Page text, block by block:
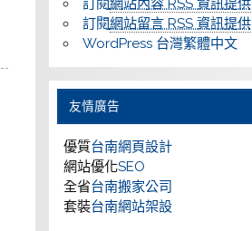
訂閱網站內容 RSS 資訊提供
訂閱網站留言 RSS 資訊提供
WordPress 台灣繁體中文
友情廣告
優質台南網頁設計
網站優化SEO
全省台南搬家公司
套裝台南網站架設